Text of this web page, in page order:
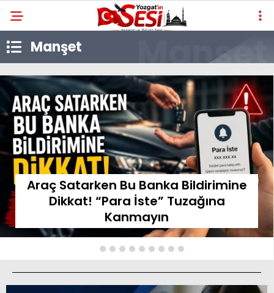
Manşet
Araç Satarken Bu Banka Bildirimine
Dikkat! “Para İste” Tuzağına
Kanmayın